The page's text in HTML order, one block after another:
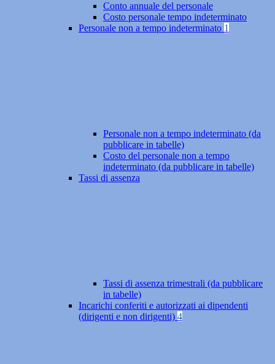
Conto annuale del personale
Costo personale tempo indeterminato
Personale non a tempo indeterminato 1
Personale non a tempo indeterminato (da
pubblicare in tabelle)
Costo del personale non a tempo
indeterminato (da pubblicare in tabelle)
Tassi di assenza
Tassi di assenza trimestrali (da pubblicare
in tabelle)
Incarichi conferiti e autorizzati ai dipendenti
(dirigenti e non dirigenti) 4